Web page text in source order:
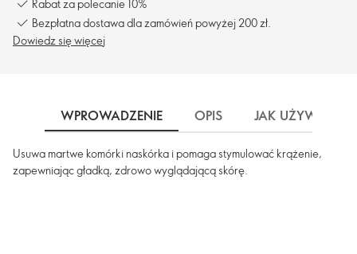
Rabat za polecanie 10%
Bezpłatna dostawa dla zamówień powyżej 200 zł.
Dowiedz się więcej
WPROWADZENIE OPIS JAK UŻYWAĆ
Usuwa martwe komórki naskórka i pomaga stymulować krążenie,
zapewniając gładką, zdrowo wyglądającą skórę.